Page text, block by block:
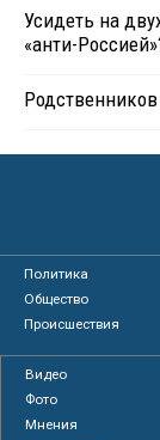
Усидеть на
«анти-
Политика
Общество
Происшествия
Видео
Фото
Мнения